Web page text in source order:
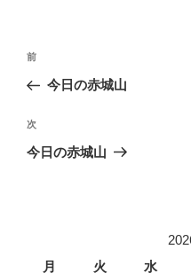
投
ナ
ビ
ゲ
前
の
稿
前
今日の赤城山
次
の
次
今日の赤城山
月
火 水